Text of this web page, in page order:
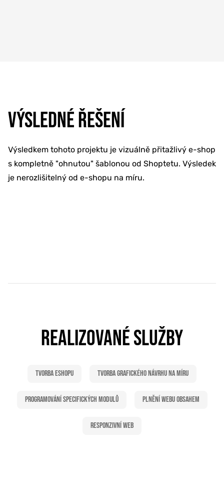
VÝSLEDNÉ ŘEŠENÍ
Výsledkem tohoto projektu je vizuálně přitažlivý e-shop
s kompletně "ohnutou" šablonou od Shoptetu. Výsledek
je nerozlišitelný od e-shopu na míru.
REALIZOVANÉ SLUŽBY
Tvorba eshopu Tvorba grafického návrhu na míru
Programování specifických modulů Plnění webu obsahem
Responzivní web